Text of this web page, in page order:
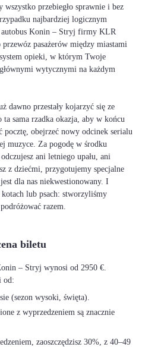
wszystko przebiegło sprawnie i bez
najbardziej logicznym
autobus Konin – Stryj firmy KLR
pasażerów między miastami
opieki, w którym Twoje
wytycznymi na każdym
dawno przestały kojarzyć się ze
sama rzadka okazja, aby w końcu
pocztę, obejrzeć nowy odcinek serialu
muzyce. Za pogodę w środku
ani letniego upału, ani
z dziećmi, przygotujemy specjalne
dla nas niekwestionowany. I
lub psach: stworzyliśmy
razem.
biletu
– Stryj wynosi od 2950 €.
od:
(sezon wysoki, święta).
z wyprzedzeniem są znacznie
zaoszczędzisz 30%, z 40–49